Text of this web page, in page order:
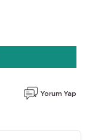
Yorum Yap